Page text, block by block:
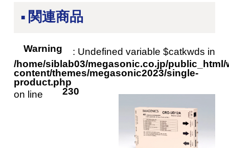
関連商品
Warning
: Undefined variable $catkwds in
/home/siblab03/megasonic.co.jp/public_html/
content/themes/megasonic2023/single-
product.php
on line
230